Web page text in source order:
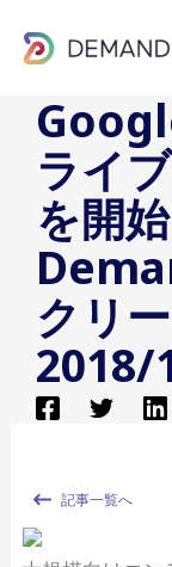
ライ
を開
クリ
2018/
記事一覧へ